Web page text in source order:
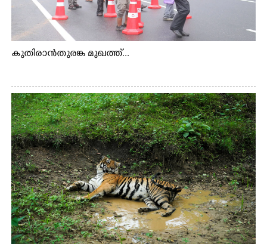
കുതിരാൻതുരങ്ക മുഖത്ത്...